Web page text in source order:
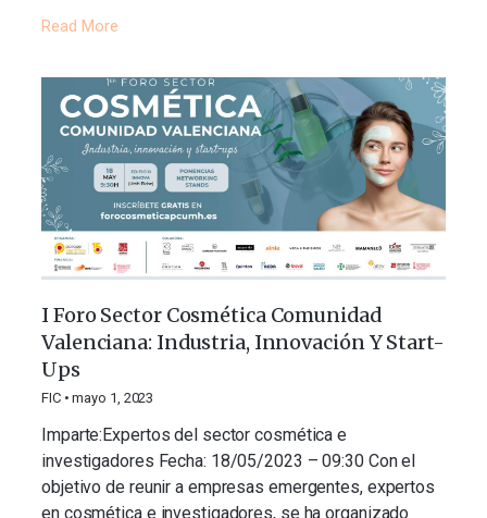
Read More
I Foro Sector Cosmética Comunidad
Valenciana: Industria, Innovación Y Start-
Ups
FIC mayo 1, 2023
Imparte:Expertos del sector cosmética e
investigadores Fecha: 18/05/2023 – 09:30 Con el
objetivo de reunir a empresas emergentes, expertos
en cosmética e investigadores, se ha organizado